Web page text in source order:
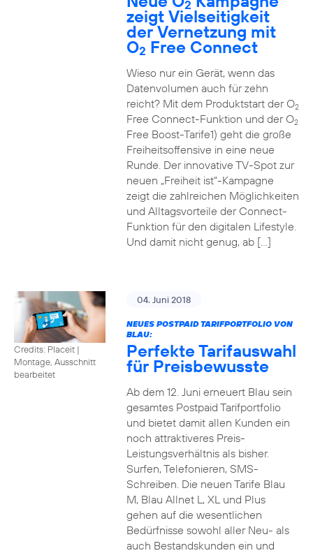
2
zeigt Vielseitigkeit
der Vernetzung mit
O2 Free Connect
Wieso nur ein Gerät, wenn das
Datenvolumen auch für zehn
reicht? Mit dem Produktstart der O2
Free Connect-Funktion und der O2
Free Boost-Tarife1) geht die große
Freiheitsoffensive in eine neue
Runde. Der innovative TV-Spot zur
neuen „Freiheit ist“-Kampagne
zeigt die zahlreichen Möglichkeiten
und Alltagsvorteile der Connect-
Funktion für den digitalen Lifestyle.
Und damit nicht genug, ab […]
Credits: Placeit |
Montage, Ausschnitt
bearbeitet
04. Juni 2018
NEUES POSTPAID TARIFPORTFOLIO VON
BLAU:
Perfekte Tarifauswahl
für Preisbewusste
Ab dem 12. Juni erneuert Blau sein
gesamtes Postpaid Tarifportfolio
und bietet damit allen Kunden ein
noch attraktiveres Preis-
Leistungsverhältnis als bisher.
Surfen, Telefonieren, SMS-
Schreiben. Die neuen Tarife Blau
M, Blau Allnet L, XL und Plus
gehen auf die wesentlichen
Bedürfnisse sowohl aller Neu- als
auch Bestandskunden ein und